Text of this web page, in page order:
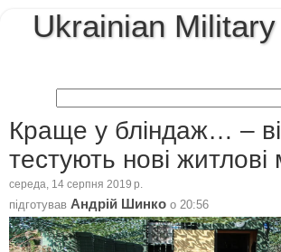
Ukrainian
Краще у бліндаж… –
тестують нові житлові
середа, 14 серпня 2019 р.
підготував Андрій Шинко о 20:56